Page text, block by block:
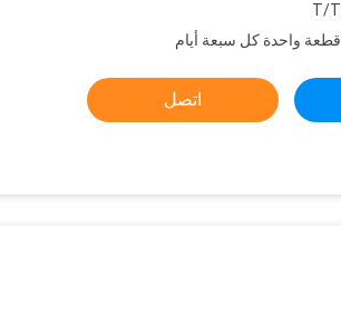
T/T
قطعة واحدة كل سبعة أيام
اتصل